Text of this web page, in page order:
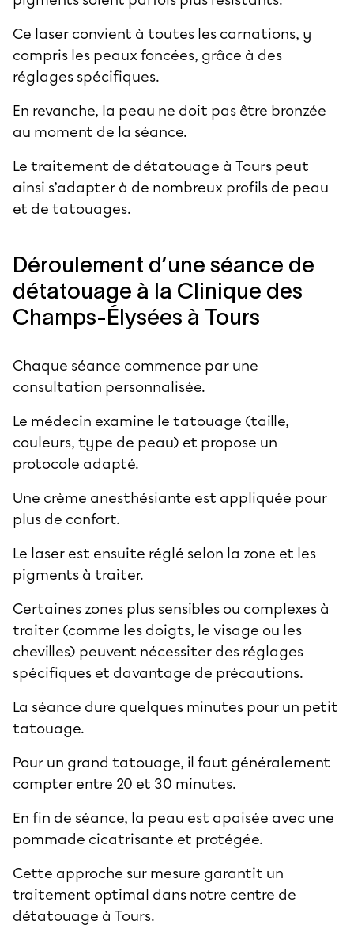
Ce laser convient à toutes les carnations, y
compris les peaux foncées, grâce à des
réglages spécifiques.
En revanche, la peau ne doit pas être bronzée
au moment de la séance.
Le traitement de détatouage à Tours peut
ainsi s’adapter à de nombreux profils de peau
et de tatouages.
Déroulement d’une séance de
détatouage à la Clinique des
Champs-Élysées à Tours
Chaque séance commence par une
consultation personnalisée.
Le médecin examine le tatouage (taille,
couleurs, type de peau) et propose un
protocole adapté.
Une crème anesthésiante est appliquée pour
plus de confort.
Le laser est ensuite réglé selon la zone et les
pigments à traiter.
Certaines zones plus sensibles ou complexes à
traiter (comme les doigts, le visage ou les
chevilles) peuvent nécessiter des réglages
spécifiques et davantage de précautions.
La séance dure quelques minutes pour un petit
tatouage.
Pour un grand tatouage, il faut généralement
compter entre 20 et 30 minutes.
En fin de séance, la peau est apaisée avec une
pommade cicatrisante et protégée.
Cette approche sur mesure garantit un
traitement optimal dans notre centre de
détatouage à Tours.